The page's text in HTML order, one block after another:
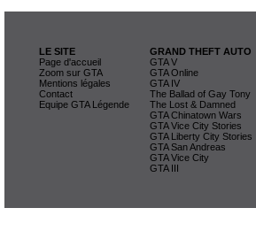
LE SITE
Page d'accueil
Zoom sur GTA
Mentions légales
Contact
Equipe GTA Légende
GRAND THEFT AUTO
GTA V
GTA Online
GTA IV
The Ballad of Gay Tony
The Lost & Damned
GTA Chinatown Wars
GTA Vice City Stories
GTA Liberty City Stories
GTA San Andreas
GTA Vice City
GTA III